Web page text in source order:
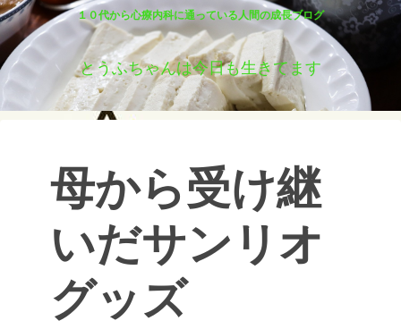
１０代から心療内科に通っている人間の成長ブログ
とうふちゃんは今日も生きてます
母から受け継
いだサンリオ
グッズ